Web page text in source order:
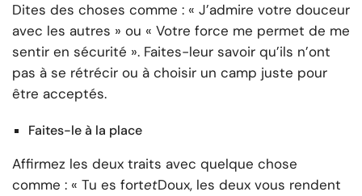
Dites des choses comme : « J’admire votre douceur
avec les autres » ou « Votre force me permet de me
sentir en sécurité ». Faites-leur savoir qu’ils n’ont
pas à se rétrécir ou à choisir un camp juste pour
être acceptés.
Faites-le à la place
Affirmez les deux traits avec quelque chose
comme : « Tu es fortetDoux, les deux vous rendent